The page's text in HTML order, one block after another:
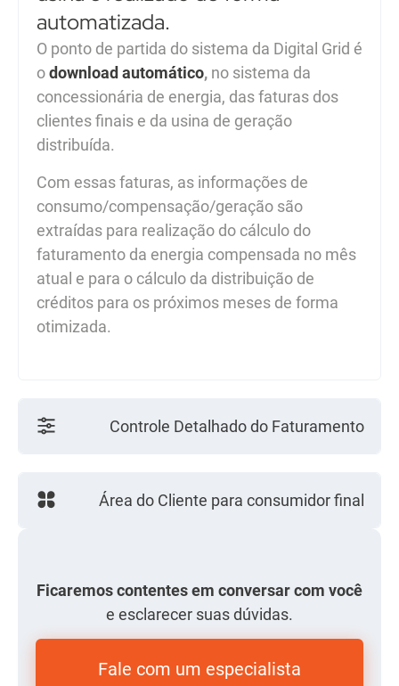
automatizada.
O ponto de partida do sistema da Digital Grid é
odownload automático, no sistema da
concessionária de energia, das faturas dos
clientes finais e da usina de geração
distribuída.
Com essas faturas, as informações de
consumo/compensação/geração são
extraídas para realização do cálculo do
faturamento da energia compensada no mês
atual e para o cálculo da distribuição de
créditos para os próximos meses de forma
otimizada.
Controle Detalhado do Faturamento
Área do Cliente para consumidor final
Ficaremos contentes em conversar com você
e esclarecer suas dúvidas.
Fale com um especialista